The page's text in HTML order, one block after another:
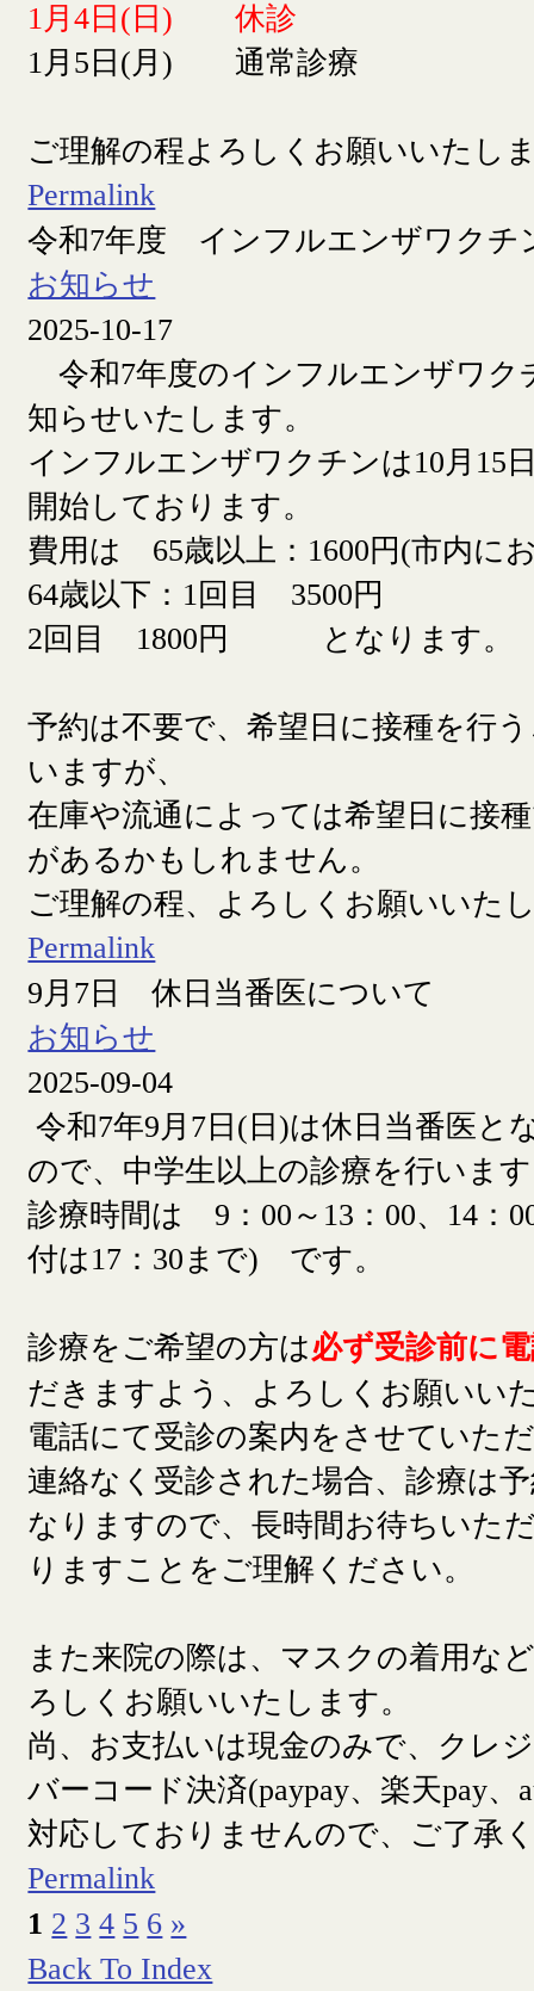
1月4日(日) 休診
1月5日(月) 通常診療
ご理解の程よろしくお願いいたし
Permalink
令和7年度 インフルエンザワクチ
お知らせ
2025-10-17
令和7年度のインフルエンザワク
知らせいたします。
インフルエンザワクチンは10月15
開始しております。
費用は 65歳以上：1600円(市内に
64歳以下：1回目 3500円
2回目 1800円 となります。
予約は不要で、希望日に接種を行
いますが、
在庫や流通によっては希望日に接
があるかもしれません。
ご理解の程、よろしくお願いいた
Permalink
9月7日 休日当番医について
お知らせ
2025-09-04
令和7年9月7日(日)は休日当番医と
ので、中学生以上の診療を行います
診療時間は 9：00～13：00、14：
付は17：30まで) です。
診療をご希望の方は必ず受診前に
だきますよう、よろしくお願いい
電話にて受診の案内をさせていた
連絡なく受診された場合、診療は
なりますので、長時間お待ちいた
りますことをご理解ください。
また来院の際は、マスクの着用な
ろしくお願いいたします。
尚、お支払いは現金のみで、クレ
バーコード決済(paypay、楽天pay、
対応しておりませんので、ご了承
Permalink
1 2 3 4 5 6 »
Back To Index